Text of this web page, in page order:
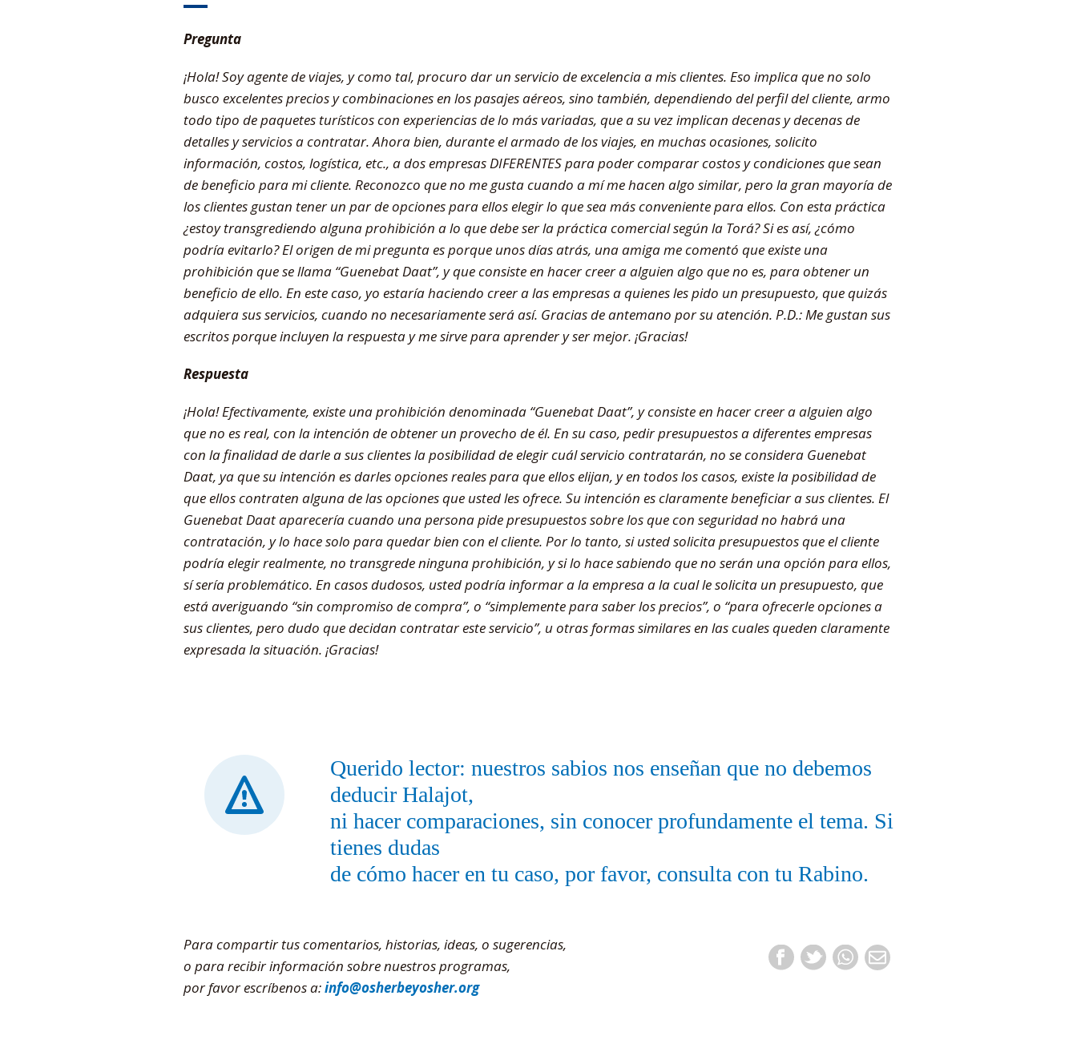
Pregunta
¡Hola! Soy agente de viajes, y como tal, procuro dar un servicio de excelencia a mis clientes. Eso implica que no solo
busco excelentes precios y combinaciones en los pasajes aéreos, sino también, dependiendo del perfil del cliente, armo
todo tipo de paquetes turísticos con experiencias de lo más variadas, que a su vez implican decenas y decenas de
detalles y servicios a contratar. Ahora bien, durante el armado de los viajes, en muchas ocasiones, solicito
información, costos, logística, etc., a dos empresas DIFERENTES para poder comparar costos y condiciones que sean
de beneficio para mi cliente. Reconozco que no me gusta cuando a mí me hacen algo similar, pero la gran mayoría de
los clientes gustan tener un par de opciones para ellos elegir lo que sea más conveniente para ellos. Con esta práctica
¿estoy transgrediendo alguna prohibición a lo que debe ser la práctica comercial según la Torá? Si es así, ¿cómo
podría evitarlo? El origen de mi pregunta es porque unos días atrás, una amiga me comentó que existe una
prohibición que se llama “Guenebat Daat”, y que consiste en hacer creer a alguien algo que no es, para obtener un
beneficio de ello. En este caso, yo estaría haciendo creer a las empresas a quienes les pido un presupuesto, que quizás
adquiera sus servicios, cuando no necesariamente será así. Gracias de antemano por su atención. P.D.: Me gustan sus
escritos porque incluyen la respuesta y me sirve para aprender y ser mejor. ¡Gracias!
Respuesta
¡Hola! Efectivamente, existe una prohibición denominada “Guenebat Daat”, y consiste en hacer creer a alguien algo
que no es real, con la intención de obtener un provecho de él. En su caso, pedir presupuestos a diferentes empresas
con la finalidad de darle a sus clientes la posibilidad de elegir cuál servicio contratarán, no se considera Guenebat
Daat, ya que su intención es darles opciones reales para que ellos elijan, y en todos los casos, existe la posibilidad de
que ellos contraten alguna de las opciones que usted les ofrece. Su intención es claramente beneficiar a sus clientes. El
Guenebat Daat aparecería cuando una persona pide presupuestos sobre los que con seguridad no habrá una
contratación, y lo hace solo para quedar bien con el cliente. Por lo tanto, si usted solicita presupuestos que el cliente
podría elegir realmente, no transgrede ninguna prohibición, y si lo hace sabiendo que no serán una opción para ellos,
sí sería problemático. En casos dudosos, usted podría informar a la empresa a la cual le solicita un presupuesto, que
está averiguando “sin compromiso de compra”, o “simplemente para saber los precios”, o “para ofrecerle opciones a
sus clientes, pero dudo que decidan contratar este servicio”, u otras formas similares en las cuales queden claramente
expresada la situación. ¡Gracias!
Querido lector: nuestros sabios nos enseñan que no debemos
deducir Halajot,
ni hacer comparaciones, sin conocer profundamente el tema. Si
tienes dudas
de cómo hacer en tu caso, por favor, consulta con tu Rabino.
Para compartir tus comentarios, historias, ideas, o sugerencias,
o para recibir información sobre nuestros programas,
por favor escríbenos a:info@osherbeyosher.org